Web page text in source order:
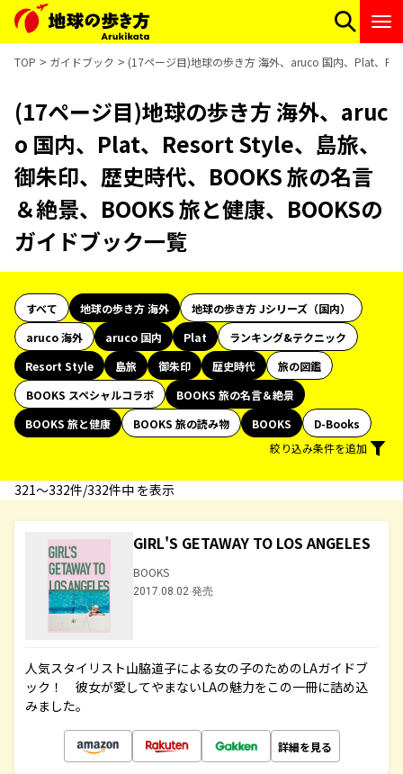
TOP ガイドブック (17ページ目)地球の歩き方 海外、aruco 国内、Plat、
(17ページ目)地球の歩き方 海外、aruc
o 国内、Plat、Resort Style、島旅、
御朱印、歴史時代、BOOKS 旅の名言
＆絶景、BOOKS 旅と健康、BOOKSの
ガイドブック一覧
すべて 地球の歩き方 海外
地球の歩き方 Jシリーズ（国内）
aruco 海外
aruco 国内 Plat
ランキング&テクニック
Resort Style
島旅 御朱印 歴史時代
旅の図鑑
BOOKS スペシャルコラボ
BOOKS 旅の名言＆絶景
BOOKS 旅と健康
BOOKS 旅の読み物 BOOKS
D-Books
絞り込み条件を追加
321〜332件/332件中 を表示
GIRL'S GETAWAY TO LOS ANGELES
BOOKS
2017.08.02 発売
人気スタイリスト山脇道子による女の子のためのLAガイドブ
ック！ 彼女が愛してやまないLAの魅力をこの一冊に詰め込
みました。
詳細を見る